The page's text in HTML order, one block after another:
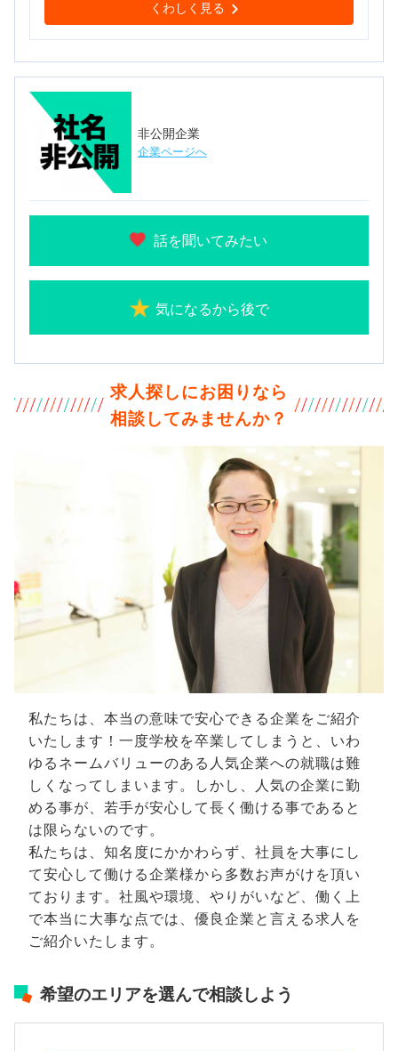
くわしく見る
非公開企業
企業ページへ
話を聞いてみたい
気になるから後で
求人探しにお困りなら
相談してみませんか？
私たちは、本当の意味で安心できる企業をご紹介
いたします！一度学校を卒業してしまうと、いわ
ゆるネームバリューのある人気企業への就職は難
しくなってしまいます。しかし、人気の企業に勤
める事が、若手が安心して長く働ける事であると
は限らないのです。
私たちは、知名度にかかわらず、社員を大事にし
て安心して働ける企業様から多数お声がけを頂い
ております。社風や環境、やりがいなど、働く上
で本当に大事な点では、優良企業と言える求人を
ご紹介いたします。
希望のエリアを選んで相談しよう